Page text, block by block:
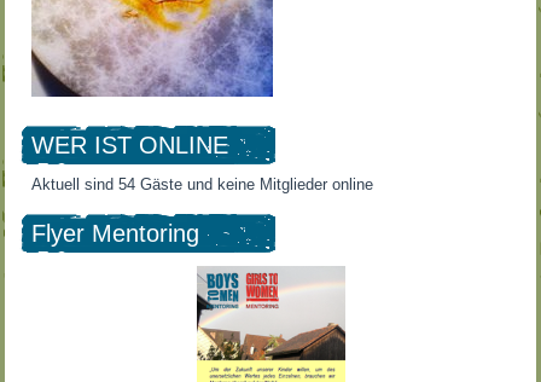
WER IST ONLINE
Aktuell sind 54 Gäste und keine Mitglieder online
Flyer Mentoring